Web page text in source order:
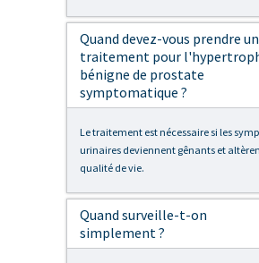
Quand devez-vous prendre un
traitement pour
bénigne de prostate
symptomatique ?
Le traitement est nécessaire si les
urinaires deviennent gênants et
qualité de vie.
Quand surveille-t-on
simplement ?